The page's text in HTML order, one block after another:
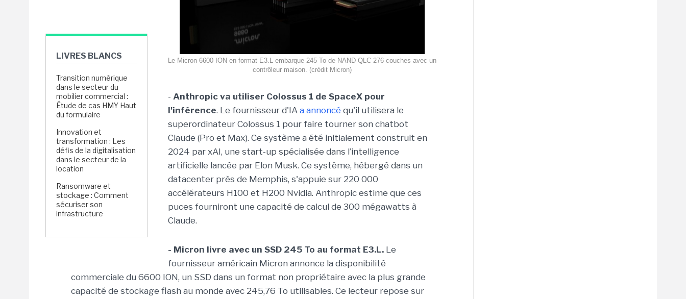
LIVRES BLANCS
Transition numérique
dans le secteur du
mobilier commercial :
Étude de cas HMY Haut
du formulaire
Innovation et
transformation : Les
défis de la digitalisation
dans le secteur de la
location
Ransomware et
stockage : Comment
sécuriser son
infrastructure
Le Micron 6600 ION en format E3.L embarque 245 To de NAND QLC 276 couches avec un
contrôleur maison. (crédit Micron)
- Anthropic va utiliser Colossus 1 de SpaceX pour
l'inférence. Le fournisseur d'IA a annoncé qu'il utilisera le
superordinateur Colossus 1 pour faire tourner son chatbot
Claude (Pro et Max). Ce système a été initialement construit en
2024 par xAI, une start-up spécialisée dans l’intelligence
artificielle lancée par Elon Musk. Ce système, hébergé dans un
datacenter près de Memphis, s'appuie sur 220 000
accélérateurs H100 et H200 Nvidia. Anthropic estime que ces
puces fourniront une capacité de calcul de 300 mégawatts à
Claude.
- Micron livre avec un SSD 245 To au format E3.L. Le
fournisseur américain Micron annonce la disponibilité
commerciale du 6600 ION, un SSD dans un format non propriétaire avec la plus grande
capacité de stockage flash au monde avec 245,76 To utilisables. Ce lecteur repose sur